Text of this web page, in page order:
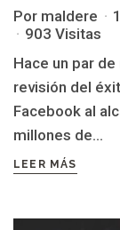
Por maldere
903 Visitas
Hace un par
revisión del
Facebook al
millones de...
LEER MÁS